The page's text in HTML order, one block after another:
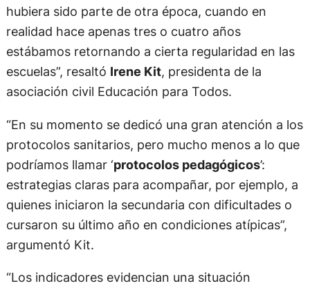
hubiera sido parte de otra época, cuando en
realidad hace apenas tres o cuatro años
estábamos retornando a cierta regularidad en las
escuelas”, resaltó Irene Kit, presidenta de la
asociación civil Educación para Todos.
“En su momento se dedicó una gran atención a los
protocolos sanitarios, pero mucho menos a lo que
podríamos llamar ‘protocolos pedagógicos’:
estrategias claras para acompañar, por ejemplo, a
quienes iniciaron la secundaria con dificultades o
cursaron su último año en condiciones atípicas”,
argumentó Kit.
“Los indicadores evidencian una situación